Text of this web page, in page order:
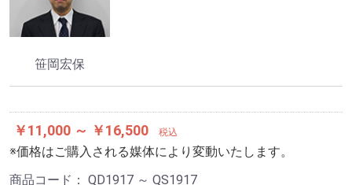
笹岡宏保
￥11,000 ～ ￥16,500 税込
※価格はご購入される媒体により変動いたします。
商品コード： QD1917 ～ QS1917